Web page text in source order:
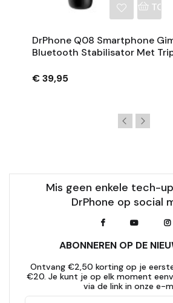
DrPhone Q08 Smartphone
Bluetooth Stabilisator Met
€ 39,95
Mis geen enkele tech-
DrPhone op social
ABONNEREN OP DE
Ontvang €2,50 korting op je
€20. Je kunt je op elk moment
via de link in onze e-